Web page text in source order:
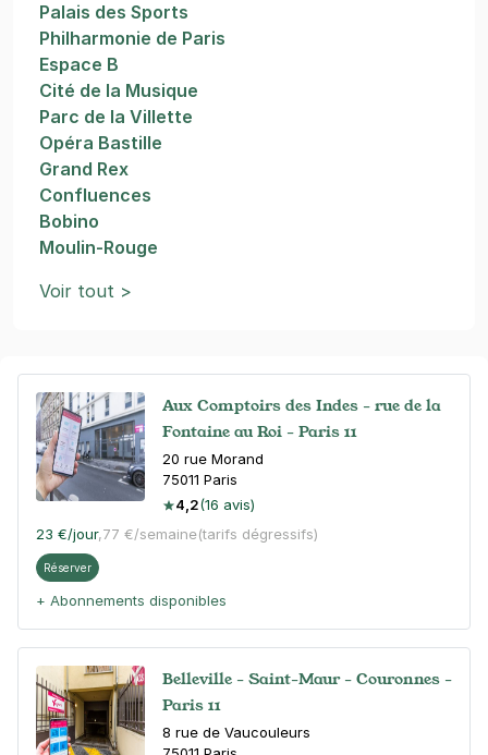
Aux Comptoirs des Indes - rue de la
Fontaine au Roi - Paris 11
20 rue Morand
75011 Paris
4,2(16 avis)
23 €/jour,77 €/semaine(tarifs dégressifs)
Réserver
+ Abonnements disponibles
Belleville - Saint-Maur - Couronnes -
Paris 11
8 rue de Vaucouleurs
Palais des Sports
Philharmonie de Paris
Espace B
Cité de la Musique
Parc de la Villette
Opéra Bastille
Grand Rex
Confluences
Bobino
Moulin-Rouge
Voir tout >